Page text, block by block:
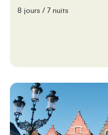
8 jours / 7 nuits